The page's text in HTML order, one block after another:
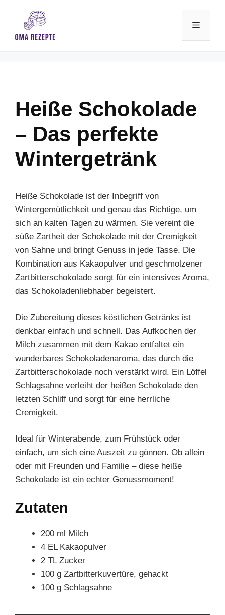
content
Menu
Heiße Schokolade
– Das perfekte
Wintergetränk
Heiße Schokolade ist der Inbegriff von
Wintergemütlichkeit und genau das Richtige, um
sich an kalten Tagen zu wärmen. Sie vereint die
süße Zartheit der Schokolade mit der Cremigkeit
von Sahne und bringt Genuss in jede Tasse. Die
Kombination aus Kakaopulver und geschmolzener
Zartbitterschokolade sorgt für ein intensives Aroma,
das Schokoladenliebhaber begeistert.
Die Zubereitung dieses köstlichen Getränks ist
denkbar einfach und schnell. Das Aufkochen der
Milch zusammen mit dem Kakao entfaltet ein
wunderbares Schokoladenaroma, das durch die
Zartbitterschokolade noch verstärkt wird. Ein Löffel
Schlagsahne verleiht der heißen Schokolade den
letzten Schliff und sorgt für eine herrliche
Cremigkeit.
Ideal für Winterabende, zum Frühstück oder
einfach, um sich eine Auszeit zu gönnen. Ob allein
oder mit Freunden und Familie – diese heiße
Schokolade ist ein echter Genussmoment!
Zutaten
200 ml Milch
4 EL Kakaopulver
2 TL Zucker
100 g Zartbitterkuvertüre, gehackt
100 g Schlagsahne